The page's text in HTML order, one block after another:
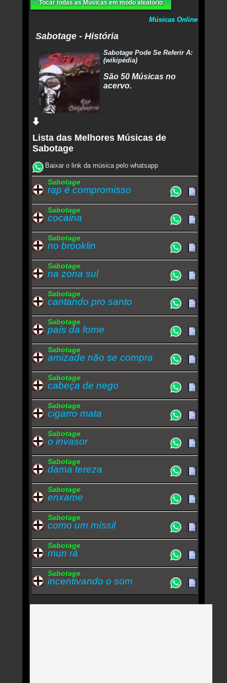
Tocar todas as Músicas em modo aleatório
Músicas Online
Sabotage - História
Sabotage Pode Se Referir A:
(wikipédia)
São 50 Músicas no
acervo.
Lista das Melhores Músicas de
Sabotage
Baixar o link da música pelo whatsapp
Sabotage
rap é compromisso
Sabotage
cocaina
Sabotage
no brooklin
Sabotage
na zona sul
Sabotage
cantando pro santo
Sabotage
país da fome
Sabotage
amizade não se compra
Sabotage
cabeça de nego
Sabotage
cigarro mata
Sabotage
o invasor
Sabotage
dama tereza
Sabotage
enxame
Sabotage
como um míssil
Sabotage
mun rá
Sabotage
incentivando o som